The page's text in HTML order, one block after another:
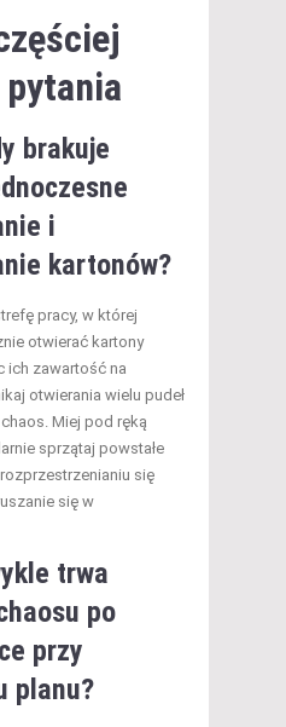
pytania
brakuje
i
kartonów?
pracy, w której
otwierać kartony
ich zawartość na
otwierania wielu pudeł
Miej pod ręką
sprzątaj powstałe
się
się w
trwa
po
przy
planu?